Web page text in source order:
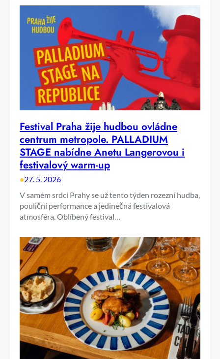
Festival Praha žije hudbou ovládne
centrum metropole. PALLADIUM
STAGE nabídne Anetu Langerovou i
festivalový warm-up
•27. 5. 2026
V samém srdci Prahy se už tento týden rozezní hudba,
pouliční performance a jedinečná festivalová
atmosféra. Oblíbený festival…